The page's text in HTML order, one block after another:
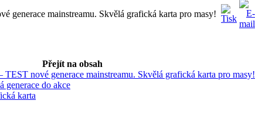
generace mainstreamu. Skvělá grafická karta pro masy!
Přejít na obsah
nové generace mainstreamu. Skvělá grafická karta pro masy!
do akce
karta